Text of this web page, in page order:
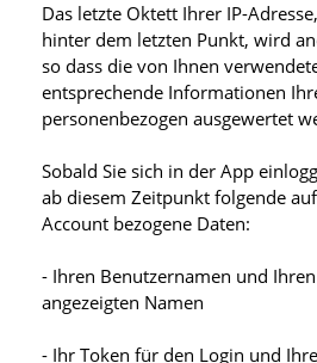
Das letzte Oktett Ihrer IP-
hinter dem letzten Punkt, wird
so dass die von Ihnen
entsprechende Informationen
personenbezogen ausgewertet
Sobald Sie sich in der App
ab diesem Zeitpunkt folgende
Account bezogene Daten:
- Ihren Benutzernamen und
angezeigten Namen
- Ihr Token für den Login und